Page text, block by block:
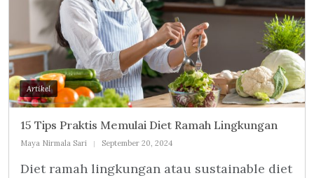
Artikel
15 Tips Praktis Memulai Diet Ramah Lingkungan
Maya Nirmala Sari September 20, 2024
Diet ramah lingkungan atau sustainable diet